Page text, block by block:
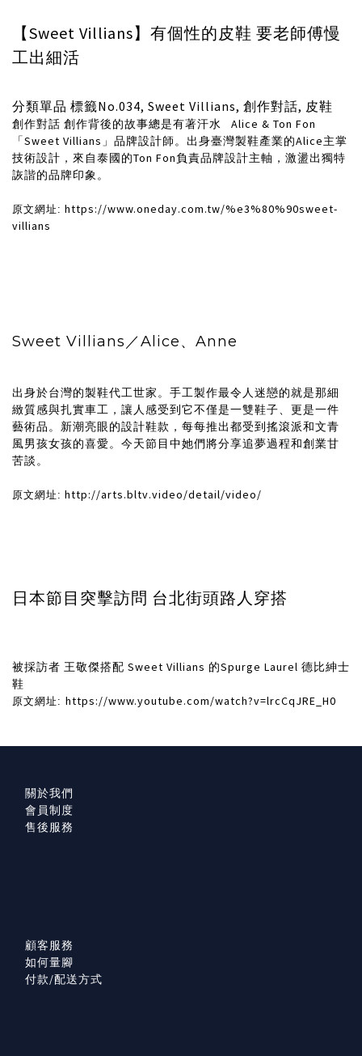
【Sweet Villians】有個性的皮鞋 要老師傅慢
工出細活
分類單品 標籤No.034, Sweet Villians, 創作對話, 皮鞋
創作對話 創作背後的故事總是有著汗水 Alice & Ton Fon
「Sweet Villians」品牌設計師。出身臺灣製鞋產業的Alice主掌
技術設計，來自泰國的Ton Fon負責品牌設計主軸，激盪出獨特
詼諧的品牌印象。
原文網址: https://www.oneday.com.tw/%e3%80%90sweet-
villians
Sweet Villians／Alice、Anne
出身於台灣的製鞋代工世家。手工製作最令人迷戀的就是那細
緻質感與扎實車工，讓人感受到它不僅是一雙鞋子、更是一件
藝術品。新潮亮眼的設計鞋款，每每推出都受到搖滾派和文青
風男孩女孩的喜愛。今天節目中她們將分享追夢過程和創業甘
苦談。
原文網址: http://arts.bltv.video/detail/video/
​日本節目突擊訪問 台北街頭路人穿搭
被採訪者 王敬傑搭配 Sweet Villians 的Spurge Laurel 德比紳士
鞋
原文網址: https://www.youtube.com/watch?v=lrcCqJRE_H0
關於我們
會員制度
售後服務
顧客服務
如何量腳
付款/配送方式